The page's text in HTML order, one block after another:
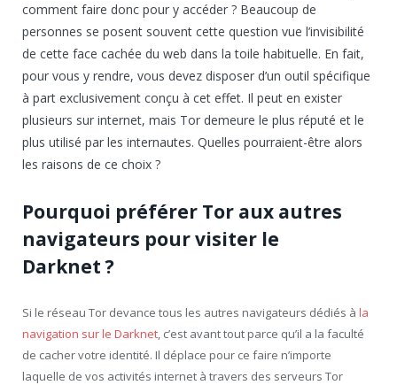
comment faire donc pour y accéder ? Beaucoup de
personnes se posent souvent cette question vue l’invisibilité
de cette face cachée du web dans la toile habituelle. En fait,
pour vous y rendre, vous devez disposer d’un outil spécifique
à part exclusivement conçu à cet effet. Il peut en exister
plusieurs sur internet, mais Tor demeure le plus réputé et le
plus utilisé par les internautes. Quelles pourraient-être alors
les raisons de ce choix ?
Pourquoi préférer Tor aux autres
navigateurs pour visiter le
Darknet ?
Si le réseau Tor devance tous les autres navigateurs dédiés à la
navigation sur le Darknet, c’est avant tout parce qu’il a la faculté
de cacher votre identité. Il déplace pour ce faire n’importe
laquelle de vos activités internet à travers des serveurs Tor